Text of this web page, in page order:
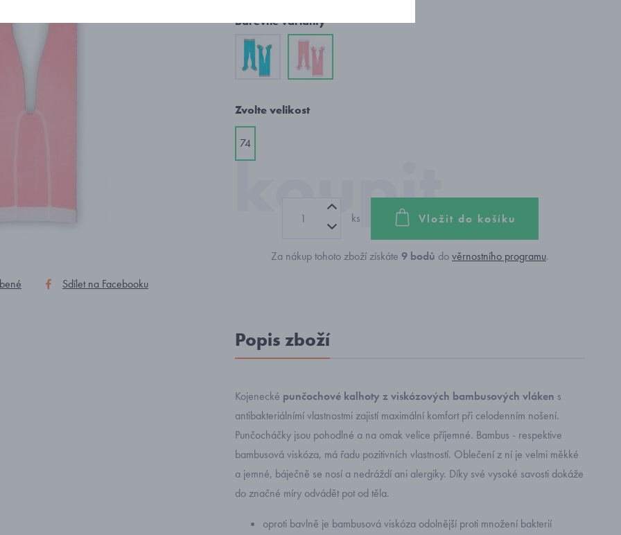
Sdílet na Facebooku
Barevné varianty
Zvolte velikost
74
ks Vložit do košíku
Za nákup tohoto zboží získáte 9 bodů dověrnostního programu.
Popis zboží
Kojenecké punčochové kalhoty z viskózových bambusových vláken s
antibakteriálnímí vlastnostmi zajistí maximální komfort při celodenním nošení.
Punčocháčky jsou pohodlné a na omak velice příjemné. Bambus - respektive
bambusová viskóza, má řadu pozitivních vlastností. Oblečení z ní je velmi měkké
a jemné, báječně se nosí a nedráždí ani alergiky. Díky své vysoké savosti dokáže
do značné míry odvádět pot od těla.
oproti bavlně je bambusová viskóza odolnější proti množení bakterií